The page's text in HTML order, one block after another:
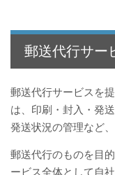
郵送代行サー
郵送代行サービスを
は、印刷・封入・発
発送状況の管理など
郵送代行のものを目
ービス全体として自